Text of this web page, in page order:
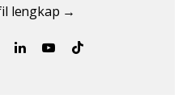
lengkap →